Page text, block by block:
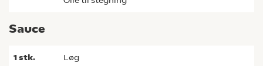
Sauce
1stk. løg